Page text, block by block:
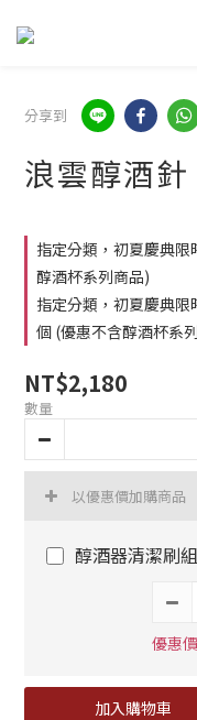
分享到
浪雲醇酒
指定分類，初夏慶典
醇酒杯系列商品)
指定分類，初夏慶典
個 (優惠不含醇酒杯系
NT$2,180
數量
以優惠價加購商品
醇酒器清潔刷組
優惠
加入購物車